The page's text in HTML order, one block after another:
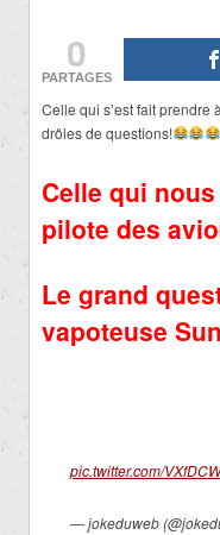
0
PARTAGES
Celle qui s’est fait prendre
drôles de questions!
Celle qui
pilote des
Le grand
vapoteuse
pic.twitter.com/
— jokeduweb